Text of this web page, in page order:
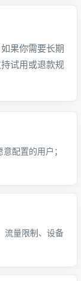
果你需要长期
试用或退款规
配置的用户；
流量限制、设备